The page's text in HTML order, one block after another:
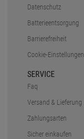
Datenschutz
Batterieentsorgung
Barrierefreiheit
Cookie-Einstellungen
SERVICE
Faq
Versand & Lieferung
Zahlungsarten
Sicher einkaufen